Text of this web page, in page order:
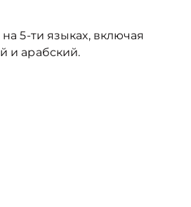
5-ти языках, включая
и арабский.